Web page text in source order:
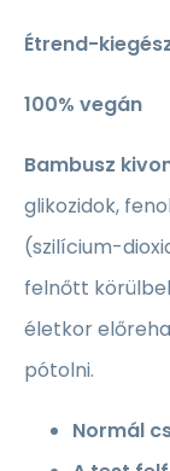
Étrend-
100% vegán
Bambusz
glikozidok,
(szilícium-
felnőtt
életkor
pótolni.
Normál